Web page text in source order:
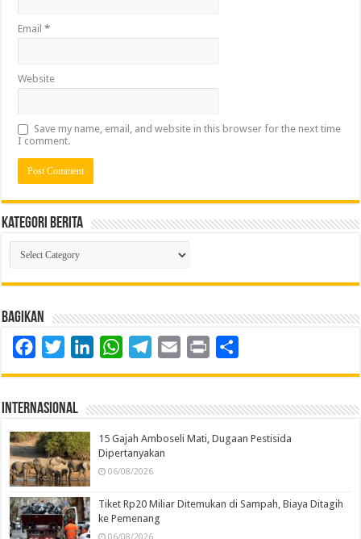
Email*
Website
Save my name, email, and website in this browser for the next time
I comment.
Kategori Berita
Kategori
Berita
Bagikan
FacebookTwitterLinkedInWhatsAppTelegram
Email Print
Internasional
15 Gajah Amboseli Mati, Dugaan Pestisida
Dipertanyakan
06/08/2026
Tiket Rp20 Miliar Ditemukan di Sampah, Biaya Ditagih
ke Pemenang
06/08/2026